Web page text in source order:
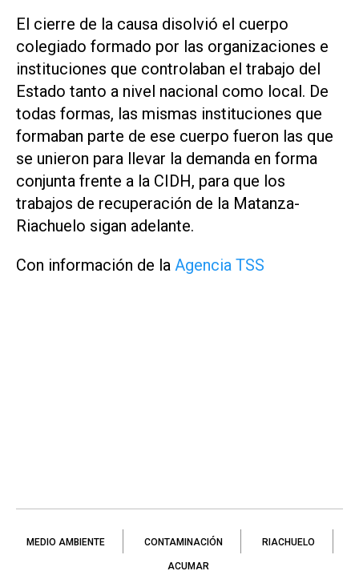
El cierre de la causa disolvió el cuerpo
colegiado formado por las organizaciones e
instituciones que controlaban el trabajo del
Estado tanto a nivel nacional como local. De
todas formas, las mismas instituciones que
formaban parte de ese cuerpo fueron las que
se unieron para llevar la demanda en forma
conjunta frente a la CIDH, para que los
trabajos de recuperación de la Matanza-
Riachuelo sigan adelante.
Con información de la Agencia TSS
MEDIO AMBIENTE CONTAMINACIÓN RIACHUELO
ACUMAR